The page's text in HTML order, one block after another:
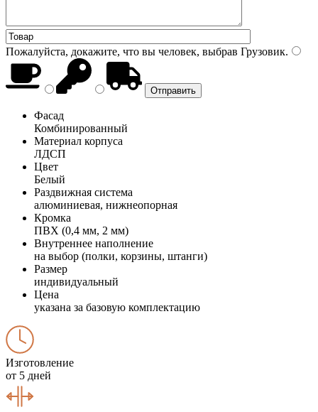
Пожалуйста, докажите, что вы человек, выбрав Грузовик.
Фасад
Комбинированный
Материал корпуса
ЛДСП
Цвет
Белый
Раздвижная система
алюминиевая, нижнеопорная
Кромка
ПВХ (0,4 мм, 2 мм)
Внутреннее наполнение
на выбор (полки, корзины, штанги)
Размер
индивидуальный
Цена
указана за базовую комплектацию
Изготовление
от 5 дней